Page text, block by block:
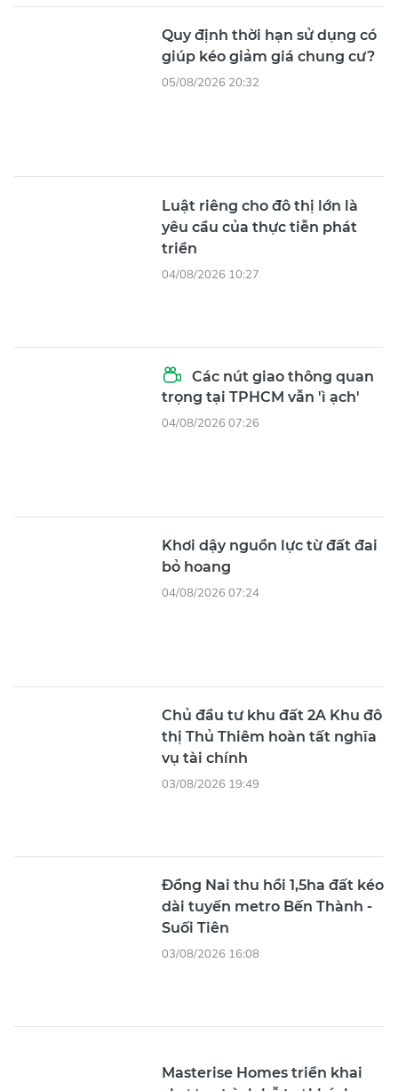
Quy định thời hạn sử dụng có
giúp kéo giảm giá chung cư?
05/08/2026 20:32
Luật riêng cho đô thị lớn là
yêu cầu của thực tiễn phát
triển
04/08/2026 10:27
Các nút giao thông quan
trọng tại TPHCM vẫn 'ì ạch'
04/08/2026 07:26
Khơi dậy nguồn lực từ đất đai
bỏ hoang
04/08/2026 07:24
Chủ đầu tư khu đất 2A Khu đô
thị Thủ Thiêm hoàn tất nghĩa
vụ tài chính
03/08/2026 19:49
Đồng Nai thu hồi 1,5ha đất kéo
dài tuyến metro Bến Thành -
Suối Tiên
03/08/2026 16:08
Masterise Homes triển khai